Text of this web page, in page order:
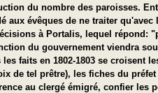
du nombre des paroisses.
aux évêques de ne traiter
à Portalis, lequel répond:
du gouvernement viendra
les faits en 1802-1803 se
de tel prêtre), les fiches du
au clergé émigré, confier les